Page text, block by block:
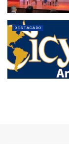
DESTACADO